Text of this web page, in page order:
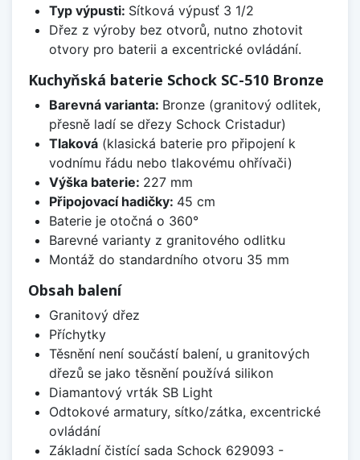
Typ výpusti: Sítková výpusť 3 1/2
Dřez z výroby bez otvorů, nutno zhotovit
otvory pro baterii a excentrické ovládání.
Kuchyňská baterie Schock SC-510 Bronze
Barevná varianta: Bronze (granitový odlitek,
přesně ladí se dřezy Schock Cristadur)
Tlaková(klasická baterie pro připojení k
vodnímu řádu nebo tlakovému ohřívači)
Výška baterie: 227 mm
Připojovací hadičky: 45 cm
Baterie je otočná o 360°
Barevné varianty z granitového odlitku
Montáž do standardního otvoru 35 mm
Obsah balení
Granitový dřez
Příchytky
Těsnění není součástí balení, u granitových
dřezů se jako těsnění používá silikon
Diamantový vrták SB Light
Odtokové armatury, sítko/zátka, excentrické
ovládání
Základní čistící sada Schock 629093 -